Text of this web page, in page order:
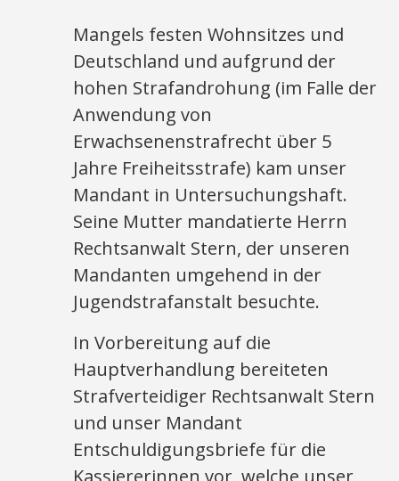
Mangels festen Wohnsitzes und
Deutschland und aufgrund der
hohen Strafandrohung (im Falle der
Anwendung von
Erwachsenenstrafrecht über 5
Jahre Freiheitsstrafe) kam unser
Mandant in Untersuchungshaft.
Seine Mutter mandatierte Herrn
Rechtsanwalt Stern, der unseren
Mandanten umgehend in der
Jugendstrafanstalt besuchte.
In Vorbereitung auf die
Hauptverhandlung bereiteten
Strafverteidiger Rechtsanwalt Stern
und unser Mandant
Entschuldigungsbriefe für die
Kassiererinnen vor, welche unser